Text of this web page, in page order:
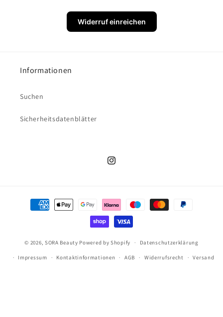
Widerruf einreichen
Informationen
Suchen
Sicherheitsdatenblätter
Instagram
Zahlungsmethoden
© 2026, SORA Beauty Powered by Shopify Datenschutzerklärung
Impressum Kontaktinformationen AGB Widerrufsrecht Versand